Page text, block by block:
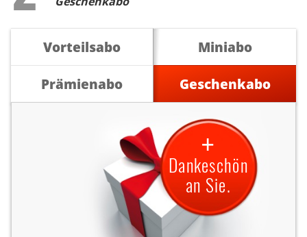
Vorteilsabo
Miniabo
Prämienabo
Geschenkabo
+
Dankeschön
an Sie.